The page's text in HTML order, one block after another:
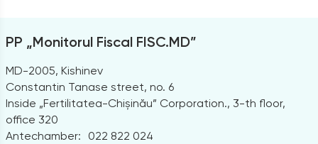
PP „Monitorul Fiscal FISC.MD”
MD-2005, Kishinev
Constantin Tanase street, no. 6
Inside „Fertilitatea-Chișinău” Corporation., 3-th floor,
office 320
Antechamber:
022 822 024